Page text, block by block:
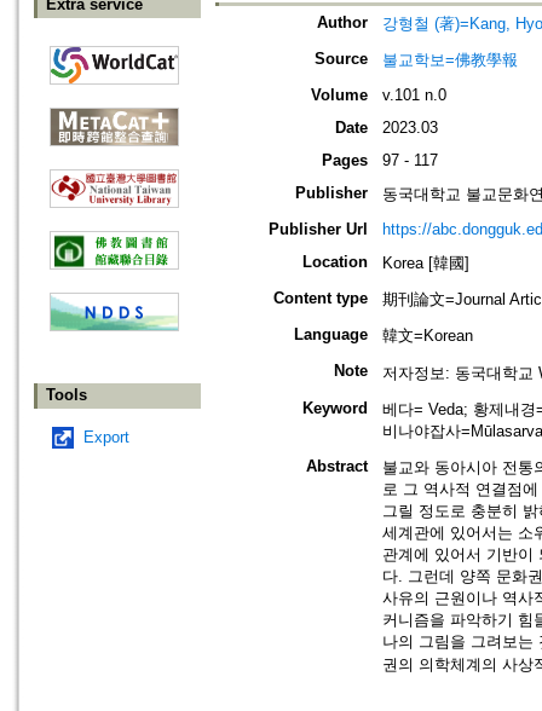
Extra service
Tools
Export
Author
강형철 (著)=Kang,
Source
불교학보=佛教學報
Volume
v.101 n.0
Date
2023.03
Pages
97 - 117
Publisher
동국대학교 불교문화
Publisher Url
https://
Location
Korea [韓國]
Content type
期刊論文=Journal
Language
韓文=Korean
Note
저자정보: 동국대학
Keyword
베다= Veda; 황제내
비나야잡사
Abstract
불교와 동아시아 전통
로 그 역사적 연결점
그릴 정도로 충분히
세계관에 있어서는 소
관계에 있어서 기반이
다. 그런데 양쪽 문화
사유의 근원이나 역사
커니즘을 파악하기 힘
나의 그림을 그려보는
권의 의학체계의 사상